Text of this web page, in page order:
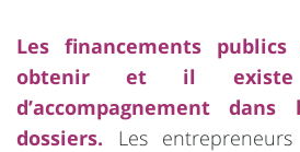
Les financements
obtenir et il existe
d’accompagnement
dossiers. Les